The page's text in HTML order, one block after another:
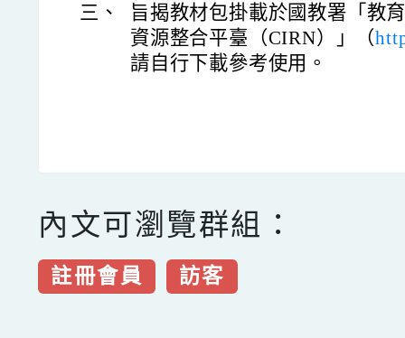
三、
旨揭教材包掛載於國教署「教
資源整合平臺（CIRN）」（
請自行下載參考使用。
內文可瀏覽群組：
註冊會員 訪客